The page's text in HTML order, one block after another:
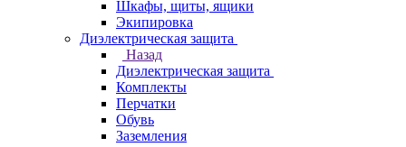
Шкафы, щиты, ящики
Экипировка
Диэлектрическая защита
Назад
Диэлектрическая защита
Комплекты
Перчатки
Обувь
Заземления